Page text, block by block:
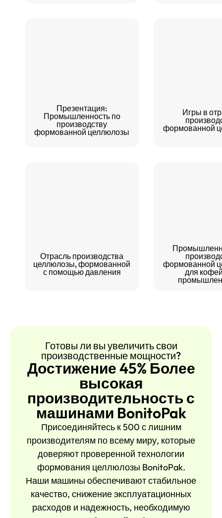
Презентация:
Промышленность по
производству
формованной целлюлозы
Игры в
формованной
Отрасль производства
целлюлозы, формованной
с помощью давления
формованной
для
Готовы ли вы увеличить свои
производственные мощности?
Достижение 45% Более
высокая
производительность с
машинами BonitoPak
Присоединяйтесь к 500 с лишним
производителям по всему миру, которые
доверяют проверенной технологии
формования целлюлозы BonitoPak.
Наши машины обеспечивают стабильное
качество, снижение эксплуатационных
расходов и надежность, необходимую